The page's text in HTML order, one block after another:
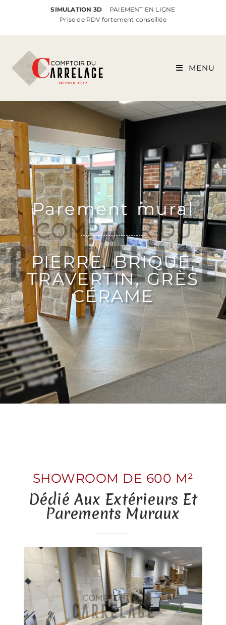
SIMULATION 3D
PAIEMENT EN LIGNE
Prise de RDV fortement conseillée
MENU
Parement mural
PIERRE, BRIQUE,
TRAVERTIN, GRÈS
CÉRAME
SHOWROOM DE 600 M²
Dédié Aux Extérieurs Et
Parements Muraux